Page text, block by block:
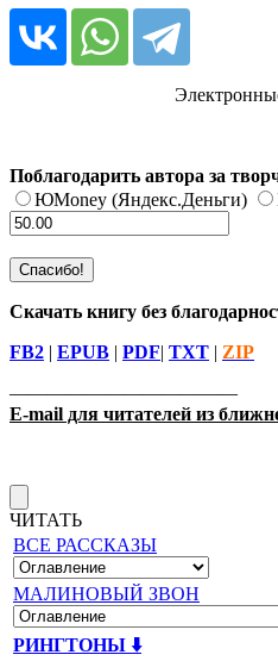
Поблагодарить автора за
ЮMoney (Яндекс.Деньги)
Скачать книгу без
FB2 | EPUB | PDF| TXT | ZIP
————————————
E-mail для читателей из
ЧИТАТЬ
ВСЕ РАССКАЗЫ
МАЛИНОВЫЙ ЗВОН
РИНГТОНЫ ⬇️